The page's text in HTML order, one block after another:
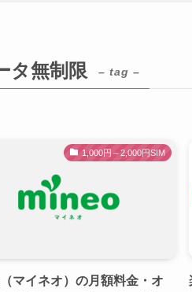
タ無制限 – tag –
1,000円～2,000円SIM
マイネオ）の月額料金・オ